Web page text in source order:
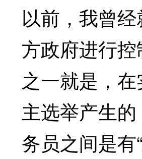
以前，我曾
方政府进行
之一就是，
主选举产生
务员之间是有